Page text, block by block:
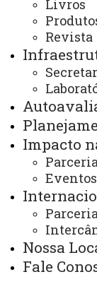
Livros
Revista
Impacto
Eventos
Nossa
Fale
Bibliotecas
Identidade
Mapa do Site
Ouvidoria
Portal Office 365
Sistemas
Telefones
Webmail
REITORIA
Secretaria Geral